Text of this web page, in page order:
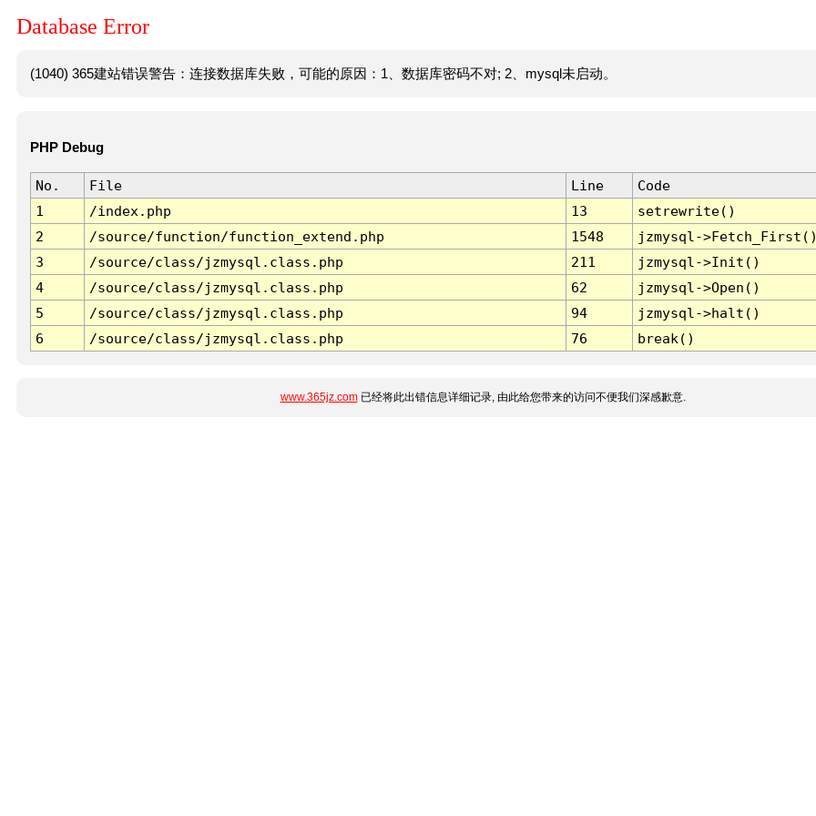
Database Error
(1040) 365建站错误警告：连接数据库失败，可能的原因：1、数据库密码不对; 2、mysql未启动。
PHP Debug
No. File Line
Code
1
/index.php 13
setrewrite()
2
/source/function/function_extend.php 1548
jzmysql-
3
/source/class/jzmysql.class.php 211
jzmysql->Init()
4
/source/class/jzmysql.class.php 62
jzmysql->Open()
5
/source/class/jzmysql.class.php 94
jzmysql->halt()
6
/source/class/jzmysql.class.php 76 break()
www.365jz.com已经将此出错信息详细记录, 由此给您带来的访问不便我们深感歉意.